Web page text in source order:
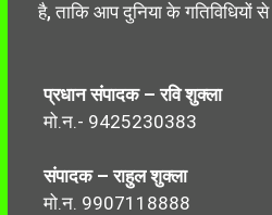
है, ताकि आप दुनिया के
प्रधान संपादक – रवि शुक्ला
मो.न.- 9425230383
संपादक – राहुल शुक्ला
मो.न. 9907118888